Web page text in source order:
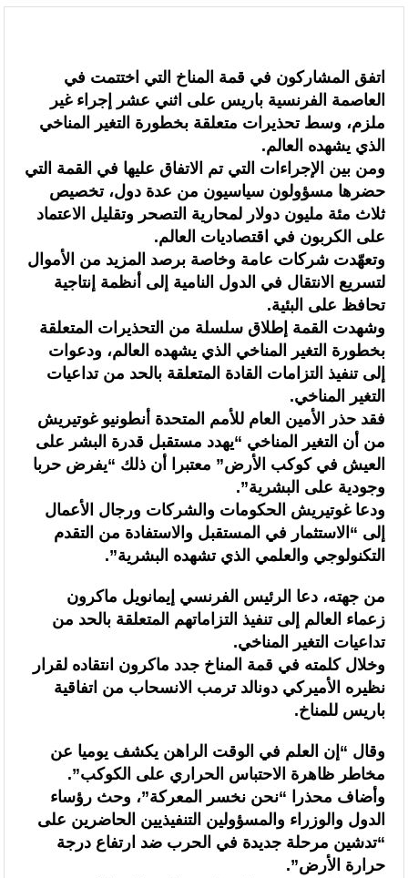
التاطير الحزبي وهيمنة الخوارزميات والصفحات الافتراضية
القوات المسلحة الملكية .. جاهزية عملياتية وتدخلات جوية منسقة لمكافحة
حرائق الغابات
تدبير ملف الهجرة “مسؤولية مشتركة” والمغرب “تحمل دوما نصيبه منها”
(مصدر حكومي)
برقية تهنئة إلى جلالة الملك من المدير العام لمنظمة “إيسيسكو” بمناسبة عيد
العرش المجيد
المنتخب المغربي للسيدات يتأهل إلى ربع النهائي عقب تعادله أمام نظيره
السنغالي (0-0)
اتفق المشاركون في قمة المناخ التي اختتمت في
العاصمة الفرنسية باريس على اثني عشر إجراء غير
ملزم، وسط تحذيرات متعلقة بخطورة التغير المناخي
الذي يشهده العالم.
ومن بين الإجراءات التي تم الاتفاق عليها في القمة التي
حضرها مسؤولون سياسيون من عدة دول، تخصيص
ثلاث مئة مليون دولار لمحارية التصحر وتقليل الاعتماد
على الكربون في اقتصاديات العالم.
وتعهّدت شركات عامة وخاصة برصد المزيد من الأموال
لتسريع الانتقال في الدول النامية إلى أنظمة إنتاجية
تحافظ على البئية.
وشهدت القمة إطلاق سلسلة من التحذيرات المتعلقة
بخطورة التغير المناخي الذي يشهده العالم، ودعوات
إلى تنفيذ التزامات القادة المتعلقة بالحد من تداعيات
التغير المناخي.
فقد حذر الأمين العام للأمم المتحدة أنطونيو غوتيريش
من أن التغير المناخي “يهدد مستقبل قدرة البشر على
العيش في كوكب الأرض” معتبرا أن ذلك “يفرض حربا
وجودية على البشرية”.
ودعا غوتيريش الحكومات والشركات ورجال الأعمال
إلى “الاستثمار في المستقبل والاستفادة من التقدم
التكنولوجي والعلمي الذي تشهده البشرية”.
من جهته، دعا الرئيس الفرنسي إيمانويل ماكرون
زعماء العالم إلى تنفيذ التزاماتهم المتعلقة بالحد من
تداعيات التغير المناخي.
وخلال كلمته في قمة المناخ جدد ماكرون انتقاده لقرار
نظيره الأميركي دونالد ترمب الانسحاب من اتفاقية
باريس للمناخ.
وقال “إن العلم في الوقت الراهن يكشف يوميا عن
مخاطر ظاهرة الاحتباس الحراري على الكوكب”.
وأضاف محذرا “نحن نخسر المعركة”، وحث رؤساء
الدول والوزراء والمسؤولين التنفيذيين الحاضرين على
“تدشين مرحلة جديدة في الحرب ضد ارتفاع درجة
حرارة الأرض”.